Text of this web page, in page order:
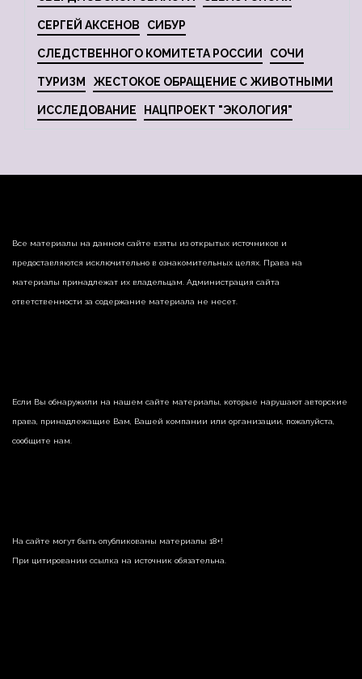
СЕРГЕЙ АКСЕНОВ СИБУР
СЛЕДСТВЕННОГО КОМИТЕТА РОССИИ СОЧИ
ТУРИЗМ ЖЕСТОКОЕ ОБРАЩЕНИЕ С ЖИВОТНЫМИ
ИССЛЕДОВАНИЕ НАЦПРОЕКТ "ЭКОЛОГИЯ"
Все материалы на данном сайте взяты из открытых источников и
предоставляются исключительно в ознакомительных целях. Права на
материалы принадлежат их владельцам. Администрация сайта
ответственности за содержание материала не несет.
Если Вы обнаружили на нашем сайте материалы, которые нарушают авторские
права, принадлежащие Вам, Вашей компании или организации, пожалуйста,
сообщите нам.
На сайте могут быть опубликованы материалы 18+!
При цитировании ссылка на источник обязательна.